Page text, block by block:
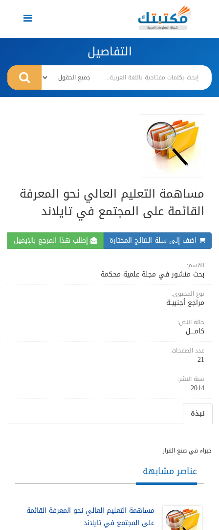
Toggle
navigation
التفاصيل
مساهمة التعليم العالي نحو المعرفة
القائمة على المجتمع في تايلاند
اضف إلى سلة النتائج المختارة إطلب هذا المرجع بالإيميل
القسم:
بحث منشور في مجلة علمية محكمة
نوع المحتوى:
مراجع أجنبيــة
حالة النص:
كامــــل
عدد الصفحات:
21
سنة النشر:
2014
نبذة
خبراء في صنع القرار
عناصر مشابهة
مساهمة التعليم العالي نحو المعرفة القائمة
على المجتمع في تايلاند